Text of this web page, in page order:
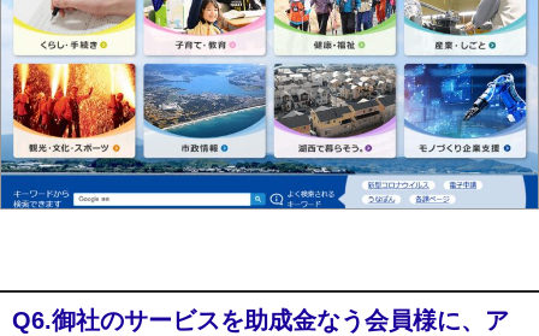
Q6.御社のサービスを助成金なう会員様に、ア